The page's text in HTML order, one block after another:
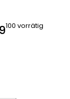
100 vorrätig